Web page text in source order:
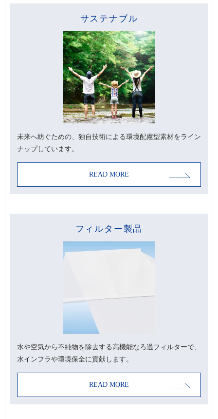
サステナブル
未来へ紡ぐための、独自技術による環境配慮型素材をライン
ナップしています。
READ MORE
フィルター製品
水や空気から不純物を除去する高機能なろ過フィルターで、
水インフラや環境保全に貢献します。
READ MORE